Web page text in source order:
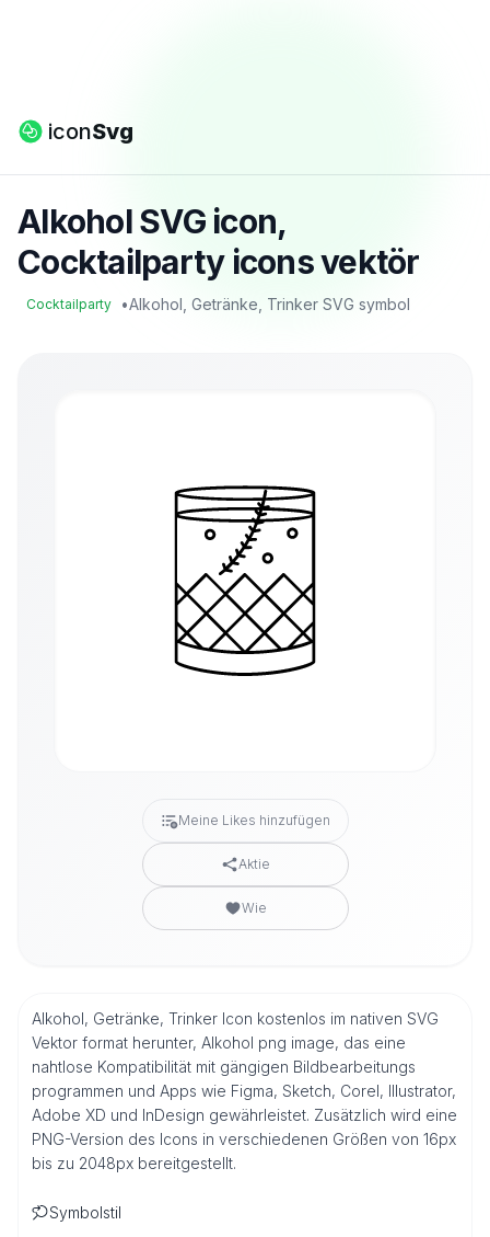
iconSvg
Alkohol SVG icon,
Cocktailparty icons vektör
Cocktailparty •Alkohol, Getränke, Trinker SVG symbol
Meine Likes hinzufügen
Aktie
Wie
Alkohol, Getränke, Trinker Icon kostenlos im nativen SVG
Vektor format herunter, Alkohol png image, das eine
nahtlose Kompatibilität mit gängigen Bildbearbeitungs
programmen und Apps wie Figma, Sketch, Corel, Illustrator,
Adobe XD und InDesign gewährleistet. Zusätzlich wird eine
PNG-Version des Icons in verschiedenen Größen von 16px
bis zu 2048px bereitgestellt.
Symbolstil